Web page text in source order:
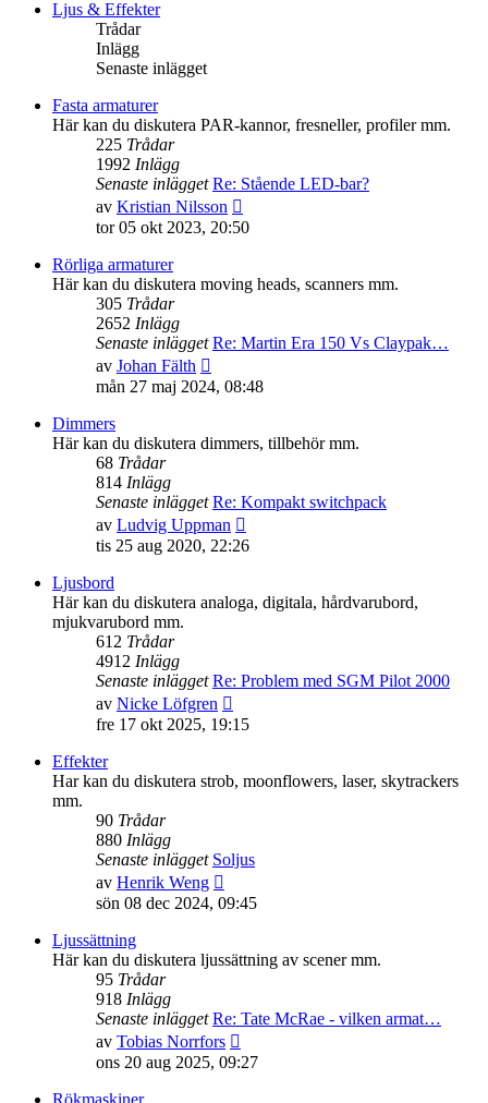
Ljus & Effekter
Trådar
Inlägg
Senaste inlägget
Fasta armaturer
Här kan du diskutera PAR-kannor, fresneller, profiler mm.
225 Trådar
1992 Inlägg
Senaste inlägget Re: Stående LED-bar?
av Kristian Nilsson
till
inlägget
tor 05 okt 2023, 20:50
Rörliga armaturer
Här kan du diskutera moving heads, scanners mm.
305 Trådar
2652 Inlägg
Senaste inlägget Re: Martin Era 150 Vs Claypak…
av Johan Fälth
till
det
inlägget
mån 27 maj 2024, 08:48
Dimmers
Här kan du diskutera dimmers, tillbehör mm.
68 Trådar
814 Inlägg
Senaste inlägget Re: Kompakt switchpack
av Ludvig Uppman
till
inlägget
tis 25 aug 2020, 22:26
Ljusbord
Här kan du diskutera analoga, digitala, hårdvarubord,
mjukvarubord mm.
612 Trådar
4912 Inlägg
Senaste inlägget Re: Problem med SGM Pilot 2000
av Nicke Löfgren
till
inlägget
fre 17 okt 2025, 19:15
Effekter
Har kan du diskutera strob, moonflowers, laser, skytrackers
mm.
90 Trådar
880 Inlägg
Senaste inlägget Soljus
av Henrik Weng
till
inlägget
sön 08 dec 2024, 09:45
Ljussättning
Här kan du diskutera ljussättning av scener mm.
95 Trådar
918 Inlägg
Senaste inlägget Re: Tate McRae - vilken armat…
av Tobias Norrfors
till
ons 20 aug 2025, 09:27
Rökmaskiner